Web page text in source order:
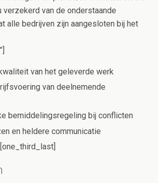
verzekerd van de onderstaande
alle bedrijven zijn aangesloten bij het
van het geleverde werk
van deelnemende
bemiddelingsregeling bij conflicten
en heldere communicatie